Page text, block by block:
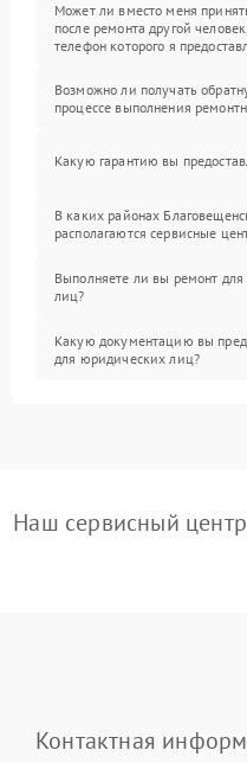
Может ли вместо меня
после ремонта другой
телефон которого я
Возможно ли получать
процессе выполнения
Какую гарантию вы
В каких районах
располагаются сервисные
Выполняете ли вы ремонт
лиц?
Какую документацию вы
для юридических лиц?
Наш сервисный
Контактная